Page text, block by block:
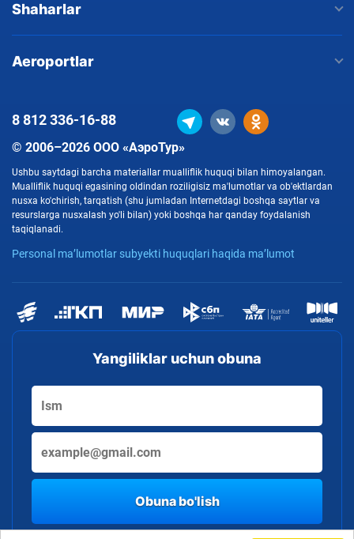
Shaharlar
Aeroportlar
Yangiliklar uchun obuna
Obuna bo'lish
© 2006–2026 ООО «АэроТур»
Ushbu saytdagi barcha materiallar mualliflik huquqi bilan himoyalangan.
Mualliflik huquqi egasining oldindan roziligisiz ma'lumotlar va ob'ektlardan
nusxa ko'chirish, tarqatish (shu jumladan Internetdagi boshqa saytlar va
resurslarga nusxalash yo'li bilan) yoki boshqa har qanday foydalanish
taqiqlanadi.
Personal ma’lumotlar subyekti huquqlari haqida ma’lumot
8 812336-16-88